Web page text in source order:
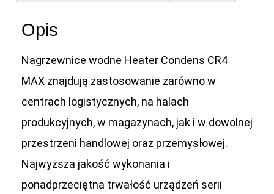
Opis
Nagrzewnice wodne Heater Condens CR4
MAX znajdują zastosowanie zarówno w
centrach logistycznych, na halach
produkcyjnych, w magazynach, jak i w dowolnej
przestrzeni handlowej oraz przemysłowej.
Najwyższa jakość wykonania i
ponadprzeciętna trwałość urządzeń serii